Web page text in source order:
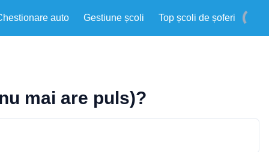
auto Gestiune școli Top școli de șoferi
mai are puls)?